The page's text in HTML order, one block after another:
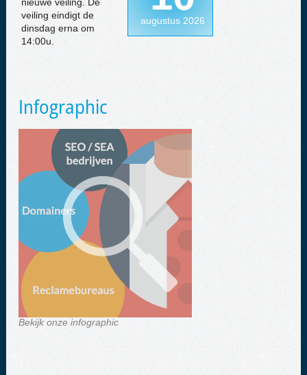
nieuwe veiling. De
veiling eindigt de
dinsdag erna om
14:00u.
augustus 2026
Infographic
Bekijk onze infographic